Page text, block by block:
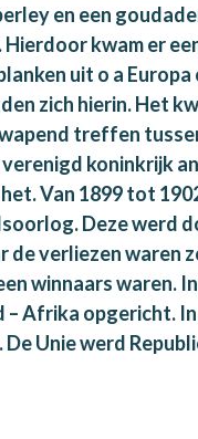
en een
kwam er
uit o a Europa
zich hierin. Het
treffen
koninkrijk
Van 1899 tot
Deze werd
de verliezen waren
winnaars waren.
– Afrika opgericht.
Unie werd